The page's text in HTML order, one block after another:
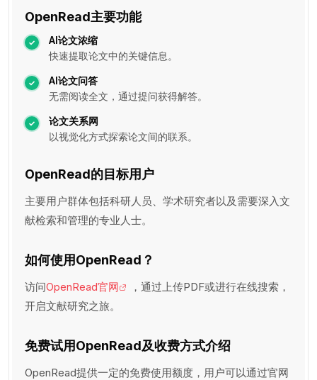
OpenRead主要功能
AI论文浓缩
快速提取论文中的关键信息。
AI论文问答
无需阅读全文，通过提问获得解答。
论文关系网
以视觉化方式探索论文间的联系。
OpenRead的目标用户
主要用户群体包括科研人员、学术研究者以及需要深入文
献检索和管理的专业人士。
如何使用OpenRead？
访问OpenRead官网
，通过上传PDF或进行在线搜索，
开启文献研究之旅。
免费试用OpenRead及收费方式介绍
OpenRead提供一定的免费使用额度，用户可以通过官网